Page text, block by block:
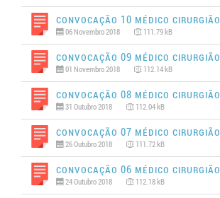
Convocação 10 MÉDICO
06 Novembro 2018 111.79 kB
Convocação 09 MÉDICO
01 Novembro 2018 112.14 kB
Convocação 08 MÉDICO
31 Outubro 2018 112.04 kB
Convocação 07 MÉDICO
26 Outubro 2018 111.72 kB
Convocação 06 MÉDICO
24 Outubro 2018 112.18 kB